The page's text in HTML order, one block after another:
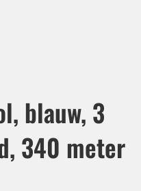
blauw, 3
340 meter